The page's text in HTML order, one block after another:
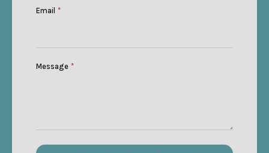
Email *
Message *